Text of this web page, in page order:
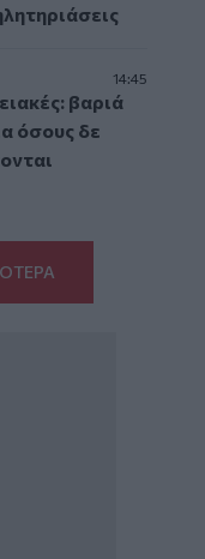
14:45
βαριά
όσους δε